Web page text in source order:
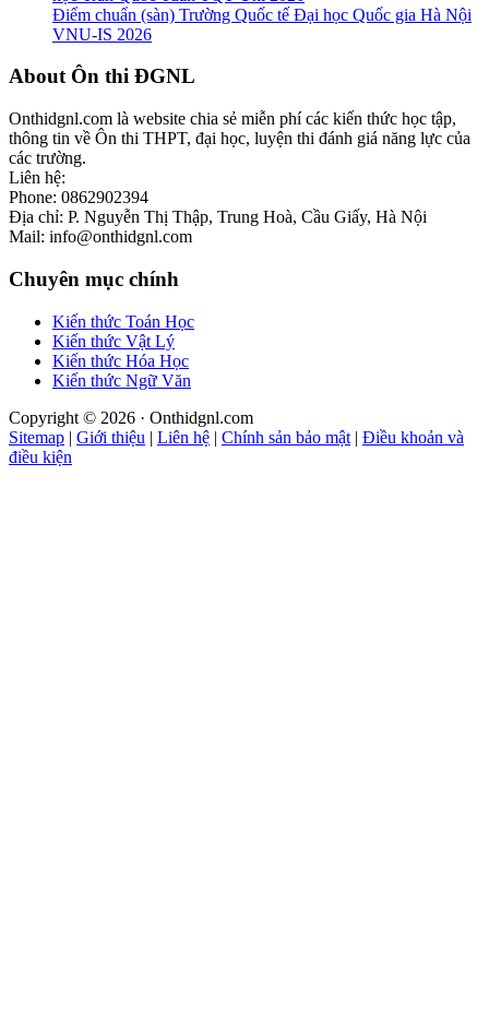
Điểm chuẩn (sàn) Trường Quốc tế Đại học Quốc gia Hà Nội
VNU-IS 2026
Footer
About Ôn thi ĐGNL
Onthidgnl.com là website chia sẻ miễn phí các kiến thức học tập,
thông tin về Ôn thi THPT, đại học, luyện thi đánh giá năng lực của
các trường.
Liên hệ:
Phone: 0862902394
Địa chỉ: P. Nguyễn Thị Thập, Trung Hoà, Cầu Giấy, Hà Nội
Mail: info@onthidgnl.com
Chuyên mục chính
Kiến thức Toán Học
Kiến thức Vật Lý
Kiến thức Hóa Học
Kiến thức Ngữ Văn
Copyright © 2026 · Onthidgnl.com
Sitemap | Giới thiệu | Liên hệ | Chính sản bảo mật | Điều khoản và
điều kiện